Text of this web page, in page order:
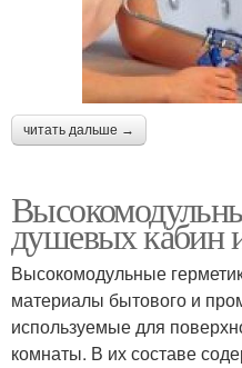
читать дальше →
душевых кабин
Высокомодульные
материалы бытового и
используемые для
комнаты. В их составе